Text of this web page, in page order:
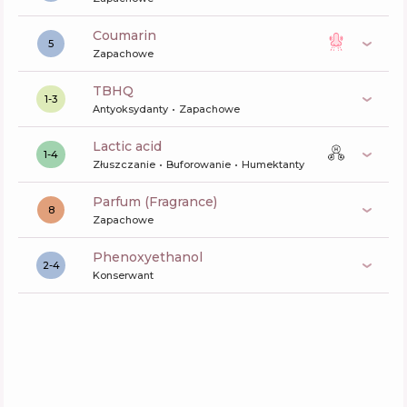
5 coumarin
Zapachowe
1-3 TBHQ
Antyoksydanty Zapachowe
1-4 lactic acid
Złuszczanie Buforowanie Humektanty
8 Parfum (Fragrance)
Zapachowe
2-4 phenoxyethanol
Konserwant